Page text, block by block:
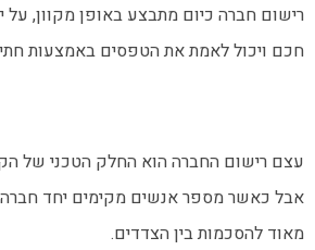
רישום חברה כיום מתבצע באופן מקוון, על
חכם ויכול לאמת את הטפסים באמצעות
עצם רישום החברה הוא החלק הטכני של
אבל כאשר מספר אנשים מקימים יחד חברה
מאוד להסכמות בין הצדדים.